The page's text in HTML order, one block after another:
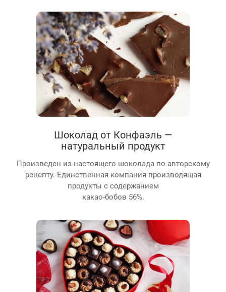
Шоколад от Конфаэль —
натуральный продукт
Произведен из настоящего шоколада по авторскому
рецепту. Единственная компания производящая
продукты с содержанием
какао-бобов 56%.